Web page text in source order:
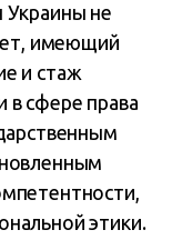
Украины не
имеющий
и стаж
в сфере права
этики.